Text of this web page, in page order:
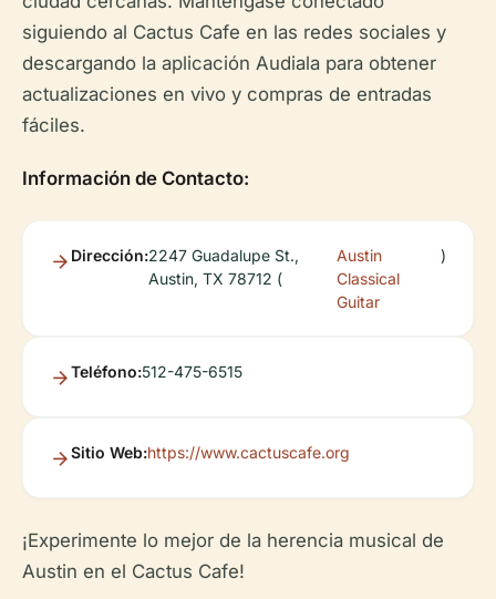
siguiendo al Cactus Cafe en las redes sociales y
descargando la aplicación Audiala para obtener
actualizaciones en vivo y compras de entradas
fáciles.
Información de Contacto:
Dirección:2247 Guadalupe St.,
Austin, TX 78712 (
Austin
Classical
Guitar
)
Teléfono:512-475-6515
Sitio Web:https://www.cactuscafe.org
¡Experimente lo mejor de la herencia musical de
Austin en el Cactus Cafe!